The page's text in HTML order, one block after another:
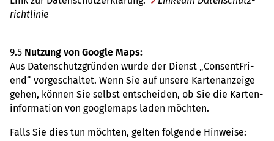
richt­li­nie
9.5 Nut­zung von Google Maps:
Aus Daten­schutz­grün­den wurde der Dienst „Consent­Fri­
end“ vor­ge­schal­tet. Wenn Sie auf unsere Kar­ten­an­zeige
gehen, können Sie selbst ent­schei­den, ob Sie die Kar­ten­
in­for­ma­tion von goo­gle­maps laden möch­ten.
Falls Sie dies tun möch­ten, gelten fol­gende Hin­weise: